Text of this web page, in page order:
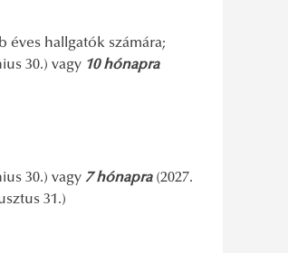
hallgatók számára;
30.) vagy 10 hónapra
30.) vagy 7 hónapra(2027.
31.)